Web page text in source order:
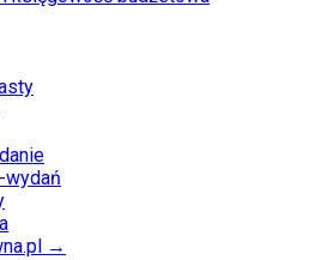
wydań
→